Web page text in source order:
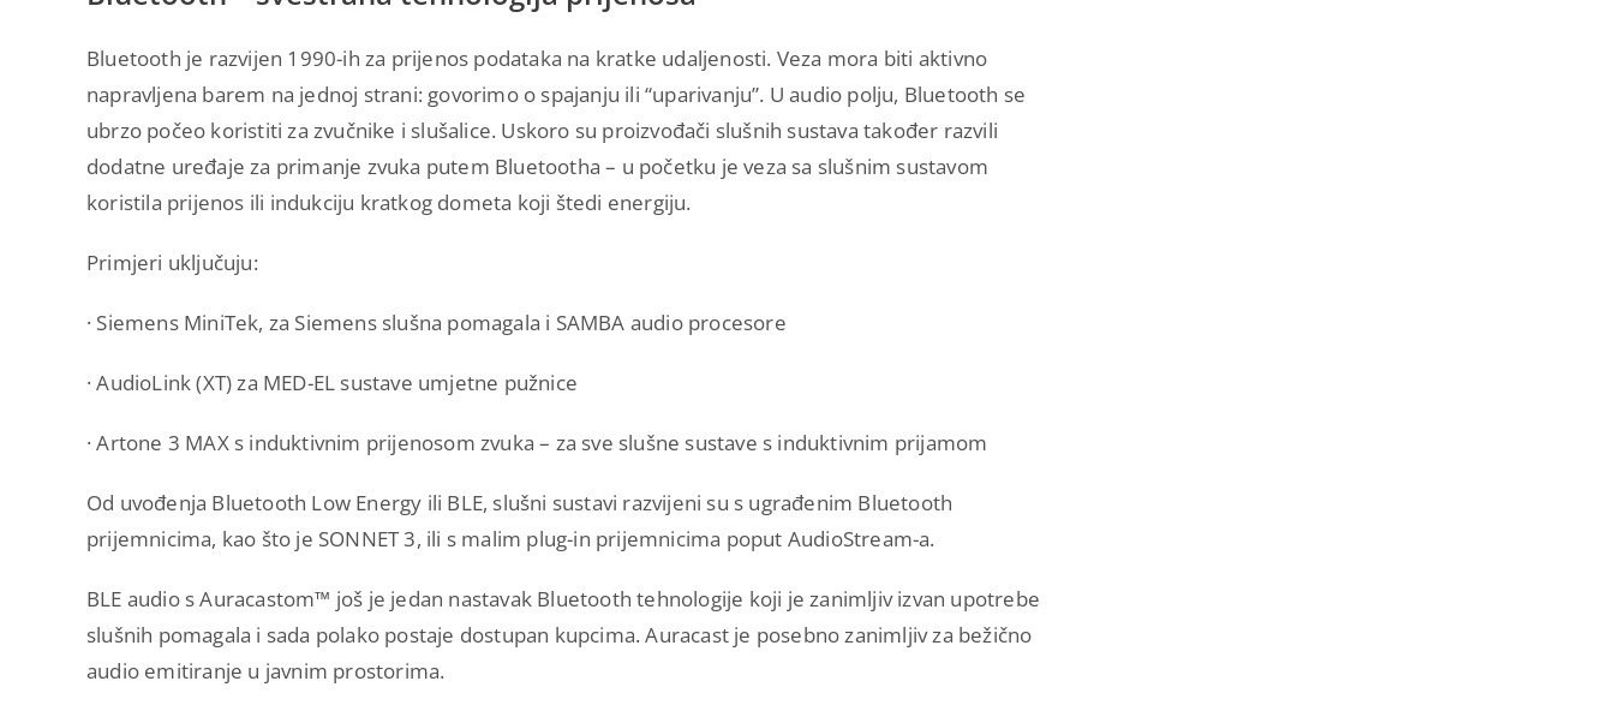
Bluetooth je razvijen 1990-ih za prijenos podataka na kratke udaljenosti. Veza mora biti aktivno
napravljena barem na jednoj strani: govorimo o spajanju ili “uparivanju”. U audio polju, Bluetooth se
ubrzo počeo koristiti za zvučnike i slušalice. Uskoro su proizvođači slušnih sustava također razvili
dodatne uređaje za primanje zvuka putem Bluetootha – u početku je veza sa slušnim sustavom
koristila prijenos ili indukciju kratkog dometa koji štedi energiju.
Primjeri uključuju:
· Siemens MiniTek, za Siemens slušna pomagala i SAMBA audio procesore
· AudioLink (XT) za MED-EL sustave umjetne pužnice
· Artone 3 MAX s induktivnim prijenosom zvuka – za sve slušne sustave s induktivnim prijamom
Od uvođenja Bluetooth Low Energy ili BLE, slušni sustavi razvijeni su s ugrađenim Bluetooth
prijemnicima, kao što je SONNET 3, ili s malim plug-in prijemnicima poput AudioStream-a.
BLE audio s Auracastom™ još je jedan nastavak Bluetooth tehnologije koji je zanimljiv izvan upotrebe
slušnih pomagala i sada polako postaje dostupan kupcima. Auracast je posebno zanimljiv za bežično
audio emitiranje u javnim prostorima.